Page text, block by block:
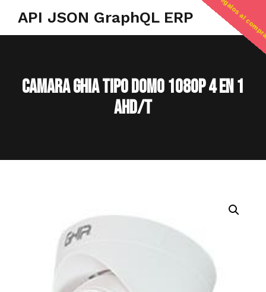
API JSON GraphQL ERP
CAMARA GHIA TIPO DOMO 1080P 4 EN 1
AHD/T
regalos al